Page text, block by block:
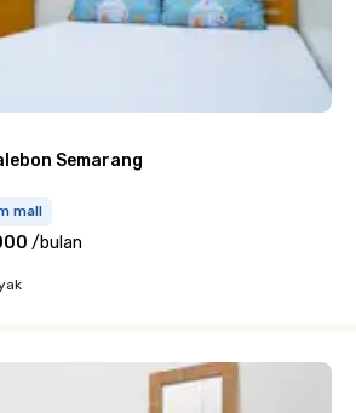
Semarang
mall
/bulan